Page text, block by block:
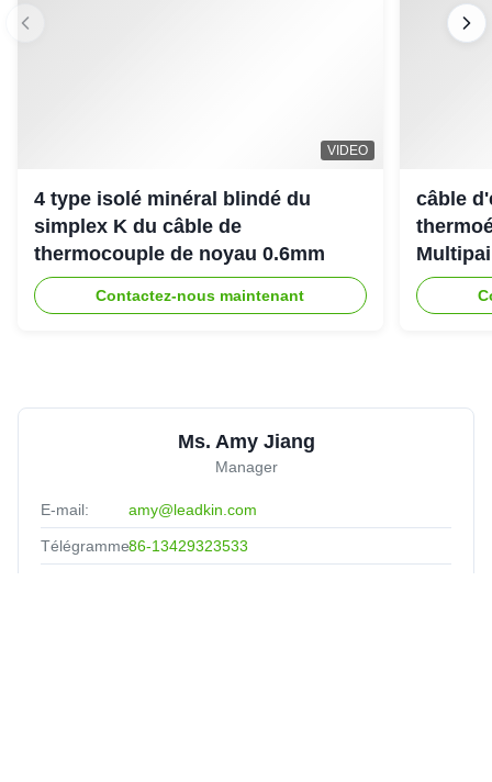
VIDEO
4 type isolé minéral blindé du
simplex K du câble de
thermocouple de noyau 0.6mm
Contactez-nous maintenant
câble
Ms. Amy Jiang
Manager
E-mail: amy@leadkin.com
Télégramme:86-13429323533